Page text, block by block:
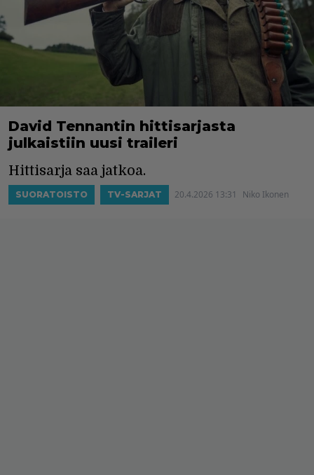
David Tennantin hittisarjasta
julkaistiin uusi traileri
Hittisarja saa jatkoa.
SUORATOISTO TV-SARJAT 20.4.2026 13:31 Niko Ikonen